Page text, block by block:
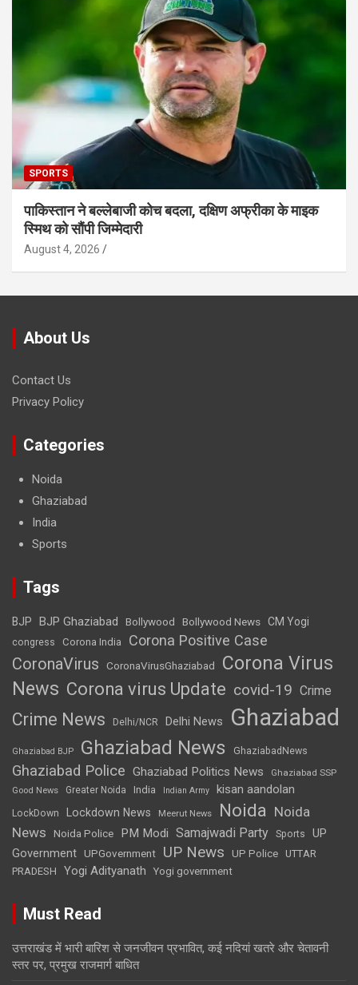
SPORTS
पाकिस्तान ने बल्लेबाजी कोच बदला, दक्षिण अफ्रीका के माइक
स्मिथ को सौंपी जिम्मेदारी
August 4, 2026
About Us
Contact Us
Privacy Policy
Categories
Noida
Ghaziabad
India
Sports
Tags
BJP BJP Ghaziabad Bollywood Bollywood News CM Yogi
congress Corona India Corona Positive Case
CoronaVirus CoronaVirusGhaziabad
Corona Virus
News Corona virus Update covid-19 Crime
Crime News Delhi/NCR Delhi News Ghaziabad
Ghaziabad BJP Ghaziabad News GhaziabadNews
Ghaziabad Police Ghaziabad Politics News Ghaziabad SSP
Good News Greater Noida India Indian Army kisan aandolan
LockDown Lockdown News Meerut News Noida Noida
News
Noida Police PM Modi Samajwadi Party Sports
UP
Government UPGovernment UP News UP Police
UTTAR
PRADESH
Yogi Adityanath Yogi government
Must Read
उत्तराखंड में भारी बारिश से जनजीवन प्रभावित, कई नदियां खतरे और चेतावनी
स्तर पर, प्रमुख राजमार्ग बाधित